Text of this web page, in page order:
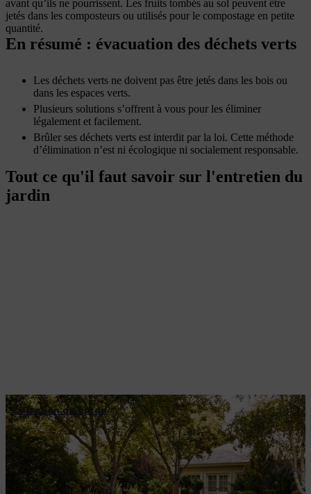
avant qu’ils ne pourrissent. Les fruits tombés au sol peuvent être
jetés dans les composteurs ou utilisés pour le compostage en petite
quantité.
En résumé : évacuation des déchets verts
Les déchets verts ne doivent pas être jetés dans les bois ou
dans les espaces verts.
Plusieurs solutions s’offrent à vous pour les éliminer
légalement et facilement.
Brûler ses déchets verts est interdit par la loi. Cette méthode
d’élimination n’est ni écologique ni socialement responsable.
Tout ce qu'il faut savoir sur l'entretien du
jardin
Entretien du gazon